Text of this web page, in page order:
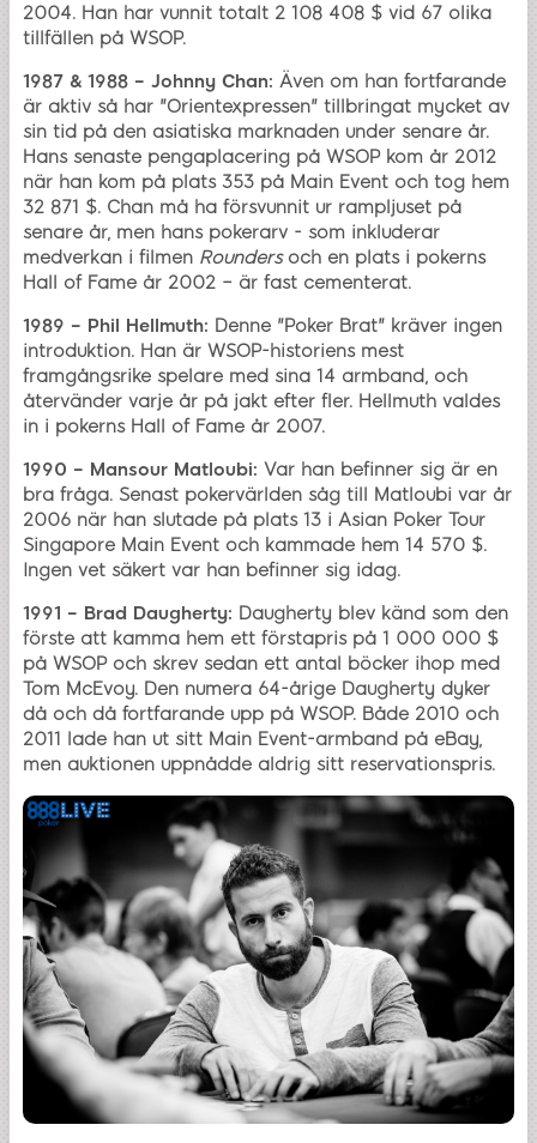
2004. Han har vunnit totalt 2 108 408 $ vid 67 olika
tillfällen på WSOP.
1987 & 1988 – Johnny Chan: Även om han fortfarande
är aktiv så har "Orientexpressen" tillbringat mycket av
sin tid på den asiatiska marknaden under senare år.
Hans senaste pengaplacering på WSOP kom år 2012
när han kom på plats 353 på Main Event och tog hem
32 871 $. Chan må ha försvunnit ur rampljuset på
senare år, men hans pokerarv - som inkluderar
medverkan i filmen Roundersoch en plats i pokerns
Hall of Fame år 2002 – är fast cementerat.
1989 – Phil Hellmuth: Denne "Poker Brat" kräver ingen
introduktion. Han är WSOP-historiens mest
framgångsrike spelare med sina 14 armband, och
återvänder varje år på jakt efter fler. Hellmuth valdes
in i pokerns Hall of Fame år 2007.
1990 – Mansour Matloubi: Var han befinner sig är en
bra fråga. Senast pokervärlden såg till Matloubi var år
2006 när han slutade på plats 13 i Asian Poker Tour
Singapore Main Event och kammade hem 14 570 $.
Ingen vet säkert var han befinner sig idag.
1991 – Brad Daugherty: Daugherty blev känd som den
förste att kamma hem ett förstapris på 1 000 000 $
på WSOP och skrev sedan ett antal böcker ihop med
Tom McEvoy. Den numera 64-årige Daugherty dyker
då och då fortfarande upp på WSOP. Både 2010 och
2011 lade han ut sitt Main Event-armband på eBay,
men auktionen uppnådde aldrig sitt reservationspris.